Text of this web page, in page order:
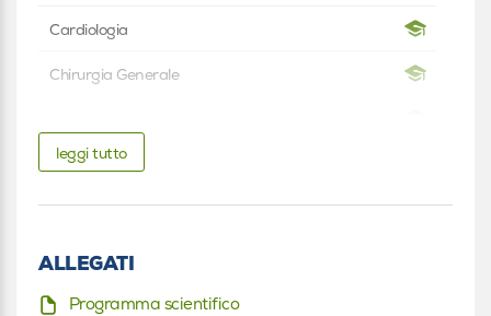
Cardiologia
Chirurgia Generale
Chirurgia vascolare
Ginecologia e ostetricia
Infermiere
Infermiere
leggi tutto
ALLEGATI
Programma scientifico